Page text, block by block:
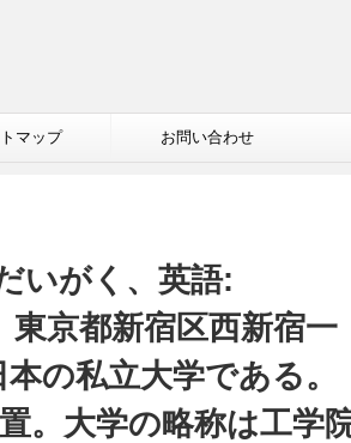
マップ お問い合わせ
いがく、英語:
京都新宿区西新宿一
の私立大学である。
。大学の略称は工学